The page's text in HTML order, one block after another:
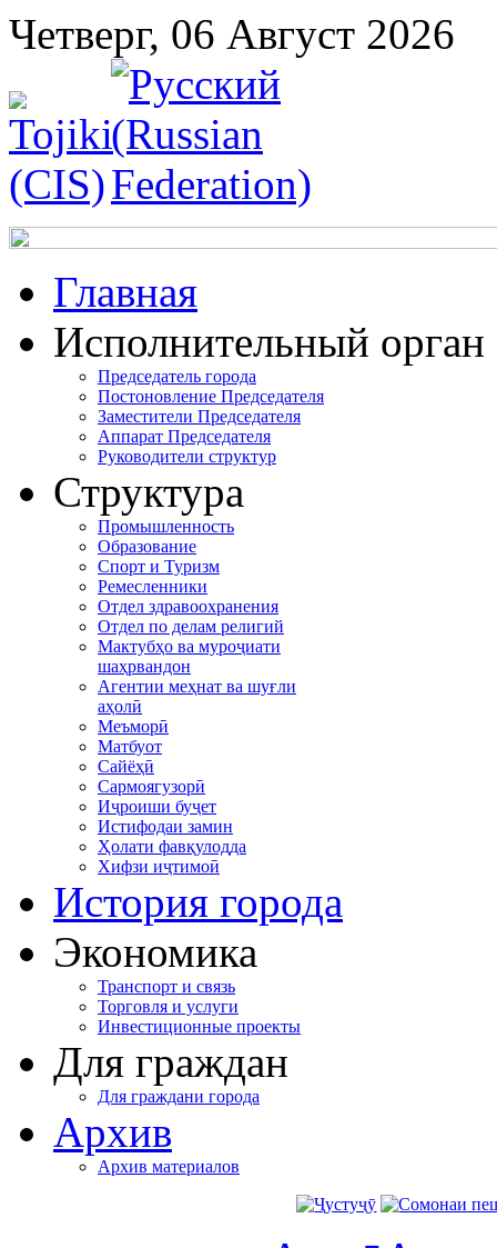
Четверг, 06 Август 2026
Главная
Исполнительный орган
Председатель города
Постоновление Председателя
Заместители Председателя
Аппарат Председателя
Руководители структур
Структура
Промышленность
Образование
Спорт и Туризм
Ремесленники
Отдел здравоохранения
Отдел по делам религий
Мактубҳо ва муроҷиати
шаҳрвандон
Агентии меҳнат ва шуғли
аҳолӣ
Меъморӣ
Матбуот
Сайёҳӣ
Сармоягузорӣ
Иҷроиши буҷет
Истифодаи замин
Ҳолати фавқулодда
Хифзи иҷтимоӣ
История города
Экономика
Транспорт и связь
Торговля и услуги
Инвестиционные проекты
Для граждан
Для граждани города
Архив
Архив материалов